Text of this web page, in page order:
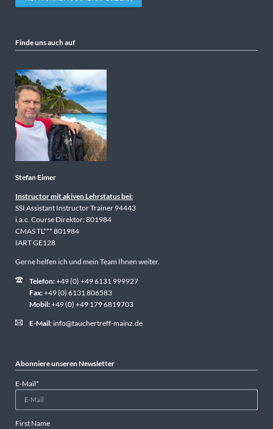
Finde uns auch auf
Stefan Eimer
Instructor mit akiven Lehrstatus bei:
SSI Assistant Instructor Trainer 94443
i.a.c. Course Direktor: 801984
CMAS TL*** 801984
IART GE128
Gerne helfen ich und mein Team Ihnen weiter.
Telefon:+49 (0) +49 6131 999927
Fax:+49 (0) 6131 806583
Mobil:+49 (0) +49 179 6819703
E-Mail: info@tauchertreff-mainz.de
Abonniere unseren Newsletter
Pflichtfeld
E-Mail*
First Name